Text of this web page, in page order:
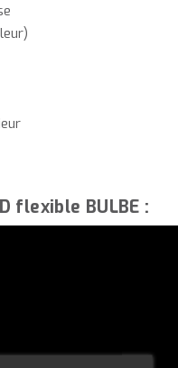
flexible BULBE :